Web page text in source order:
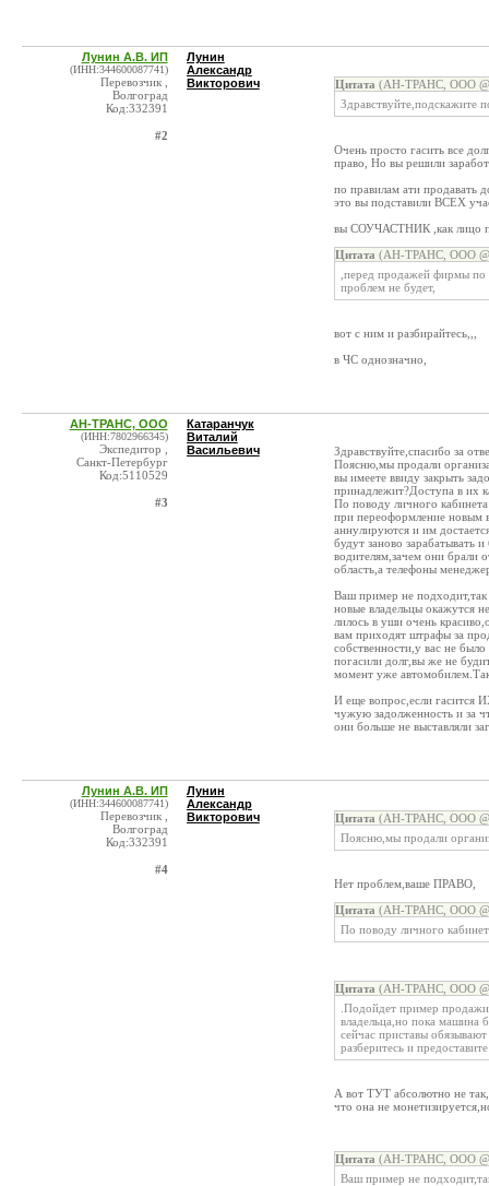
Лунин А.В. ИП
(ИНН:344600087741)
Перевозчик ,
Волгоград
Код:332391
#2
Лунин
Александр
Викторович
Цитата (АН-ТРАНС, ООО @
Здравствуйте,подскажите
Очень просто гасить все
право, Но вы решили
по правилам ати продавать
это вы подставили ВСЕХ
вы СОУЧАСТНИК ,как лицо
Цитата (АН-ТРАНС, ООО @
,перед продажей фирмы по
проблем не будет,
вот с ним и разбирайтесь,,,
в ЧС однозначно,
АН-ТРАНС, ООО
(ИНН:7802966345)
Экспедитор ,
Санкт-Петербург
Код:5110529
#3
Катаранчук
Виталий
Васильевич
Здравствуйте,спасибо за
Поясню,мы продали
вы имеете ввиду закрыть
принадлежит?Доступа в их
По поводу личного
при переоформление новым
аннулируются и им
будут заново зарабатывать
водителям,зачем они брали
область,а телефоны
Ваш пример не
новые владельцы окажутся
лилось в уши очень
вам приходят штрафы за
собственности,у вас не
погасили долг,вы же не
момент уже
И еще вопрос,если гасится
чужую задолженность и за
они больше не выставляли
Лунин А.В. ИП
(ИНН:344600087741)
Перевозчик ,
Волгоград
Код:332391
#4
Лунин
Александр
Викторович
Цитата (АН-ТРАНС, ООО @
Поясню,мы продали
Нет проблем,ваше ПРАВО,
Цитата (АН-ТРАНС, ООО @
По поводу личного
Цитата (АН-ТРАНС, ООО @
.Подойдет пример
владельца,но пока машина
сейчас приставы
разберитесь и
А вот ТУТ абсолютно не
что она не
Цитата (АН-ТРАНС, ООО @
Ваш пример не